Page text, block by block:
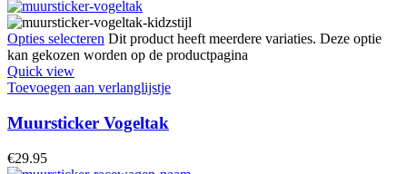
Opties selecteren Dit product heeft meerdere variaties. Deze optie
kan gekozen worden op de productpagina
Quick view
Toevoegen aan verlanglijstje
Muursticker Vogeltak
€29.95